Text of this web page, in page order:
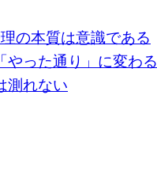
の本質は意識である
やった通り」に変わる
測れない